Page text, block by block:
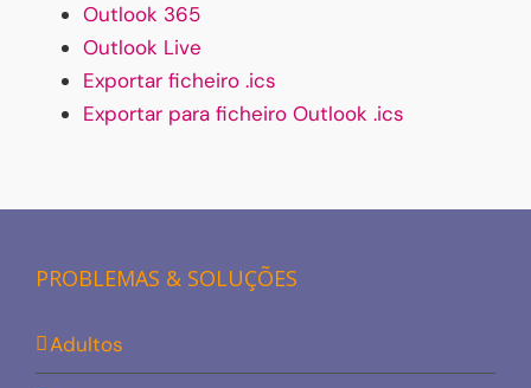
Outlook 365
Outlook Live
Exportar ficheiro .ics
Exportar para ficheiro Outlook .ics
PROBLEMAS & SOLUÇÕES
Adultos